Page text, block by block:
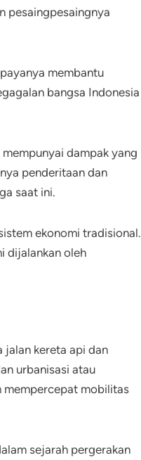
pesaingpesaingnya
membantu
bangsa Indonesia
dampak yang
penderitaan dan
saat ini.
ekonomi tradisional.
dijalankan oleh
jalan kereta api dan
urbanisasi atau
mempercepat mobilitas
sejarah pergerakan